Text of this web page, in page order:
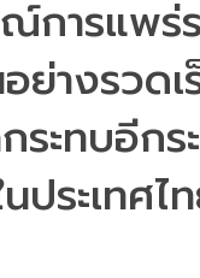
การแพร่
ย่างรวดเ
ะทบอีกร
ประเทศไ